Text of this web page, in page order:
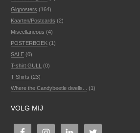
Gigposters (164)
Kaarten/Postcards (2)
Miscellaneous (4)
POSTERBOEK (1)
SALE (0)
T-shirt GULL
(0)
T-Shirts (23)
Where the Candybeetle dwells...
(1)
VOLG MIJ